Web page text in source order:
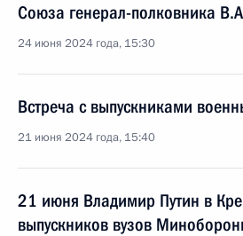
Союза генерал-полковника
24 июня 2024 года, 15:30
Встреча с выпускниками
21 июня 2024 года, 15:40
21 июня Владимир Путин в
выпускников вузов